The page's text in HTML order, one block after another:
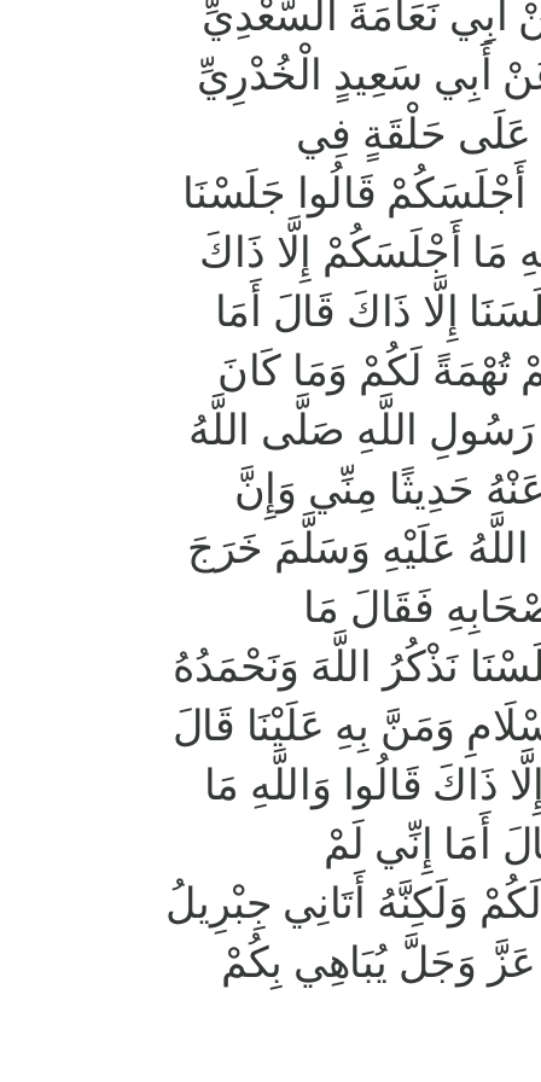
أَبِي نَعَامَةَ السَّعْدِيِّ
أَبِي سَعِيدٍ الْخُدْرِيِّ
عَلَى حَلْقَةٍ فِي
قَالُوا جَلَسْنَا
مَا أَجْلَسَكُمْ إِلَّا ذَاكَ
إِلَّا ذَاكَ قَالَ أَمَا
تُهْمَةً لَكُمْ وَمَا كَانَ
اللَّهِ صَلَّى اللَّهُ
حَدِيثًا مِنِّي وَإِنَّ
عَلَيْهِ وَسَلَّمَ خَرَجَ
فَقَالَ مَا
نَذْكُرُ اللَّهَ وَنَحْمَدُهُ
وَمَنَّ بِهِ عَلَيْنَا قَالَ
ذَاكَ قَالُوا وَاللَّهِ مَا
أَمَا إِنِّي لَمْ
وَلَكِنَّهُ أَتَانِي جِبْرِيلُ
عَزَّ وَجَلَّ يُبَاهِي بِكُمْ